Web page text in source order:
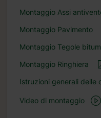
Montaggio Assi
Montaggio Pavimento
Montaggio Tegole
Montaggio Ringhiera
Istruzioni generali delle
Video di montaggio